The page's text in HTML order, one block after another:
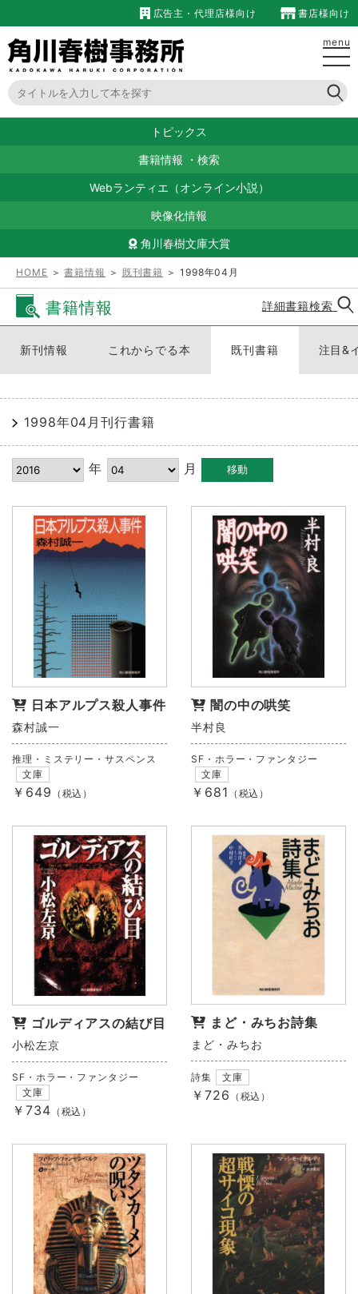
広告主・代理店様向け 書店様向け
menu
トピックス
書籍情報 ・ 検索
Webランティエ（オンライン小説）
映像化情報
角川春樹文庫大賞
HOME ＞書籍情報 ＞ 既刊書籍 ＞ 1998年04月
書籍情報 詳細書籍検索
新刊情報 これからでる本 既刊書籍 注目&
1998年04月刊行書籍
年 月
日本アルプス殺人事件
森村誠一
推理・ミステリー・サスペンス
文庫
￥649 （税込）
闇の中の哄笑
半村良
SF・ホラー・ファンタジー
文庫
￥681 （税込）
ゴルディアスの結び目
小松左京
SF・ホラー・ファンタジー
文庫
￥734 （税込）
まど・みちお詩集
まど・みちお
詩集 文庫
￥726 （税込）